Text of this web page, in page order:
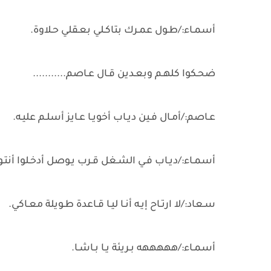
أسمـاء:/طـول عمـرك بتاكـلي بعـقلي حـلاوة.
ضحـكوا كلهـم وبعـدين قـال عـاصم...........
عـاصم:/أمـال فـين ديـاب أخويـا عـايز أسلـم عليـه.
أسمـاء:/ديـاب فـي الشـغل قـرب يـوصل أدخـلوا
سـعاد:/لا ارتـاح إيـه أنـا ليـا قـاعدة طـويلة معـاكي.
أسمـاء:/هههههه بـريئة يـا بـاشـا.